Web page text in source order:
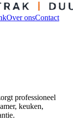
Over onsContact
professioneel
keuken,